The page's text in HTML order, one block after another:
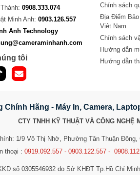
0908.333.074
Minh Anh: 0903.126.557
Anh Technology
tôi
Chính sách
Địa Điểm Bảo
Việt Nam
Chính sách
Hướng dẫn
Hướng dẫn
Hãng - Máy In, Camera,
CTY TNHH KỸ THUẬT VÀ CÔNG NGHỆ
1/9 Võ Thị Nhờ, Phường Tân Thuận Đông,
thoại : 0919.092.557 - 0903.122.557 -
số 0305546932 do Sở KHĐT Tp.Hồ Chí